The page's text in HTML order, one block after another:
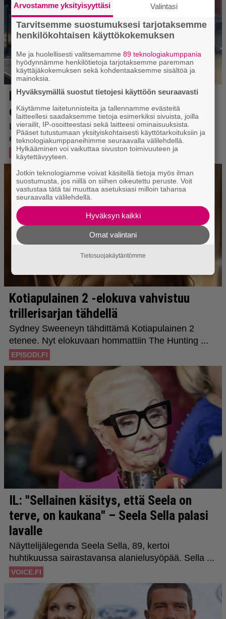
Arvostamme yksityisyyttäsi Valintasi
Tarvitsemme suostumuksesi tarjotaksemme
henkilökohtaisen käyttökokemuksen
Me ja huolellisesti valitsemamme89 teknologiakumppania
hyödynnämme henkilötietoja tarjotaksemme paremman
käyttäjäkokemuksen sekä kohdentaaksemme sisältöä ja
mainoksia.
Hyväksymällä suostut tietojesi käyttöön seuraavasti
Käytämme laitetunnisteita ja tallennamme evästeitä
laitteellesi saadaksemme tietoja esimerkiksi sivuista, joilla
vierailit, IP-osoitteestasi sekä laitteesi ominaisuuksista.
Pääset tutustumaan yksityiskohtaisesti käyttötarkoituksiin ja
teknologiakumppaneihimme seuraavalla välilehdellä.
Hylkääminen voi vaikuttaa sivuston toimivuuteen ja
käytettävyyteen.
Jotkin teknologiamme voivat käsitellä tietoja myös ilman
suostumusta, jos niillä on siihen oikeutettu peruste. Voit
vastustaa tätä tai muuttaa asetuksiasi milloin tahansa
seuraavalla välilehdellä.
Hyväksyn kaikki
Omat valintani
Tietosuojakäytäntömme